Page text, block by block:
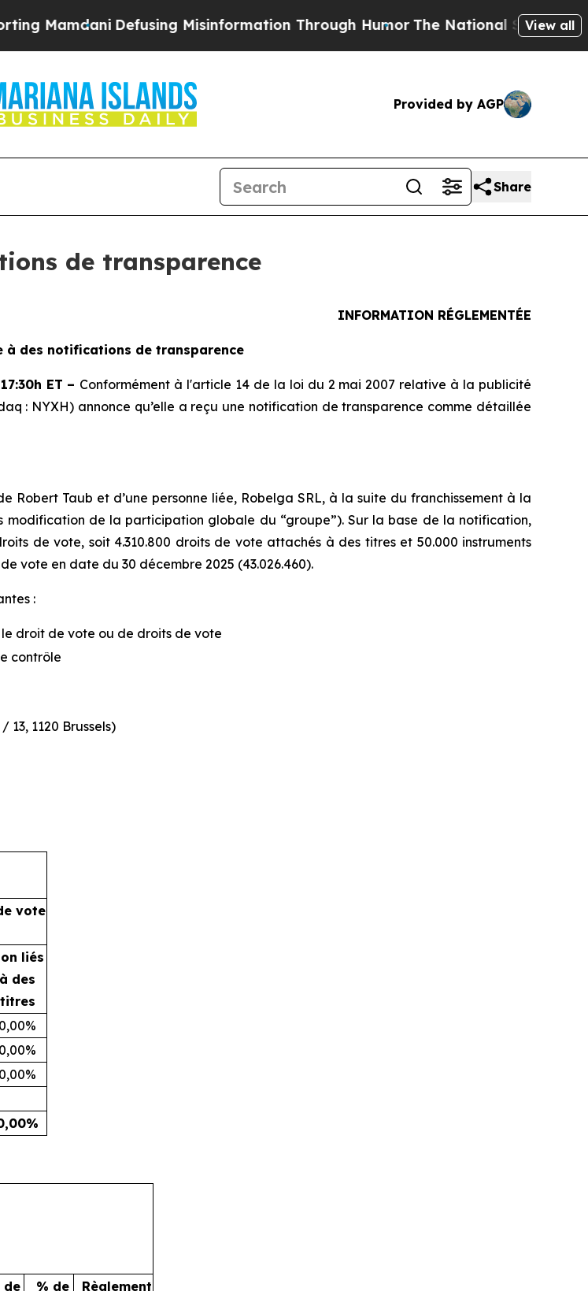
Defusing Misinformation Through HumorThe National Security View all
Provided by AGP
Share
de transparence
INFORMATION RÉGLEMENTÉE
à des notifications de transparence
ET – Conformément à l'article 14 de la loi du 2 mai 2007 relative à la publicité
: NYXH) annonce qu’elle a reçu une notification de transparence comme détaillée
Taub et d’une personne liée, Robelga SRL, à la suite du franchissement à la
modification de la participation globale du “groupe”). Sur la base de la notification,
de vote, soit 4.310.800 droits de vote attachés à des titres et 50.000 instruments
vote en date du 30 décembre 2025 (43.026.460).
:
droit de vote ou de droits de vote
contrôle
13, 1120 Brussels)
vote
liés
à des
titres
0,00%
0,00%
0,00%
de
% de
Règlement